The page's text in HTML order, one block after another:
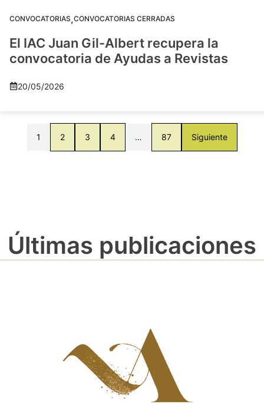
CONVOCATORIAS,CONVOCATORIAS CERRADAS
El IAC Juan Gil-Albert recupera la
convocatoria de Ayudas a Revistas
20/05/2026
1 2 3 4 … 87 Siguiente
Últimas publicaciones